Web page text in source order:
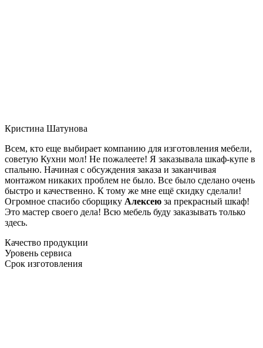
Кристина Шатунова
Всем, кто еще выбирает компанию для изготовления мебели,
советую Кухни мол! Не пожалеете! Я заказывала шкаф-купе в
спальню. Начиная с обсуждения заказа и заканчивая
монтажом никаких проблем не было. Все было сделано очень
быстро и качественно. К тому же мне ещё скидку сделали!
Огромное спасибо сборщику Алексею за прекрасный шкаф!
Это мастер своего дела! Всю мебель буду заказывать только
здесь.
Качество продукции
Уровень сервиса
Срок изготовления